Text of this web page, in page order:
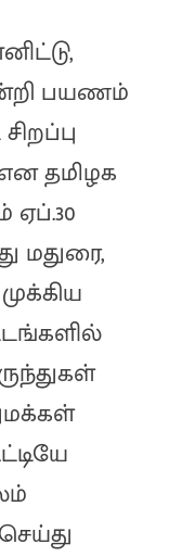
பயணம்
தமிழக
ஏப்.30
மதுரை,